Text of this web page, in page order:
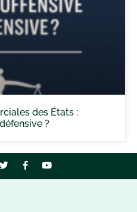
des États :
?